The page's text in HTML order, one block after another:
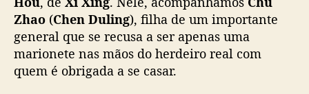
C
h
e
n
Zhao (Chen Duling), filha de um importante
general que se recusa a ser apenas uma
marionete nas mãos do herdeiro real com
quem é obrigada a se casar.